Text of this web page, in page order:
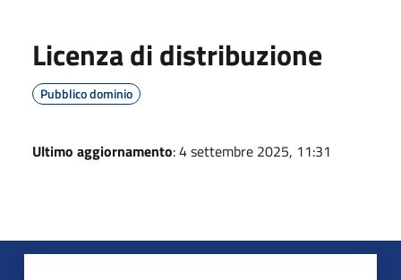
Licenza di distribuzione
Pubblico dominio
Ultimo aggiornamento: 4 settembre 2025, 11:31